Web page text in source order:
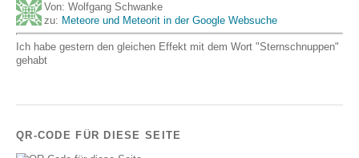
Von: Wolfgang Schwanke
zu: Meteore und Meteorit in der Google Websuche
Ich habe gestern den gleichen Effekt mit dem Wort "Sternschnuppen"
gehabt
QR-CODE FÜR DIESE SEITE